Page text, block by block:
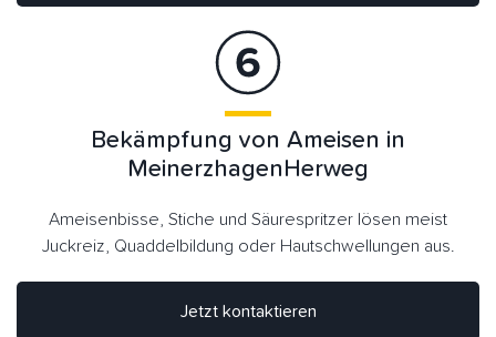
Jetzt kontaktieren
Bekämpfung von Ameisen in
MeinerzhagenHerweg
Ameisenbisse, Stiche und Säurespritzer lösen meist
Juckreiz, Quaddelbildung oder Hautschwellungen aus.